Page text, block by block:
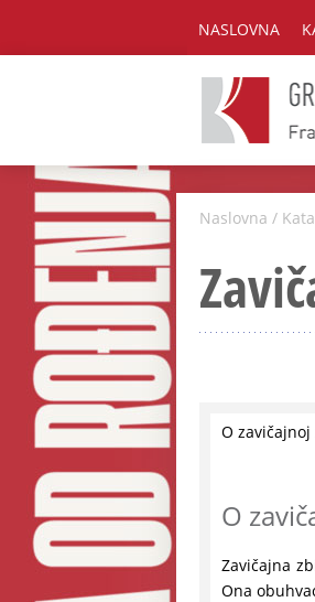
NASLOVNA
Naslovna /
O
O
Zavičajna
Ona